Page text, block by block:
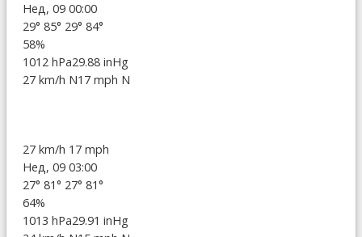
Нед, 09 00:00
29° 85° 29° 84°
58%
1012 hPa29.88 inHg
27 km/h N17 mph N
27 km/h 17 mph
Нед, 09 03:00
27° 81° 27° 81°
64%
1013 hPa29.91 inHg